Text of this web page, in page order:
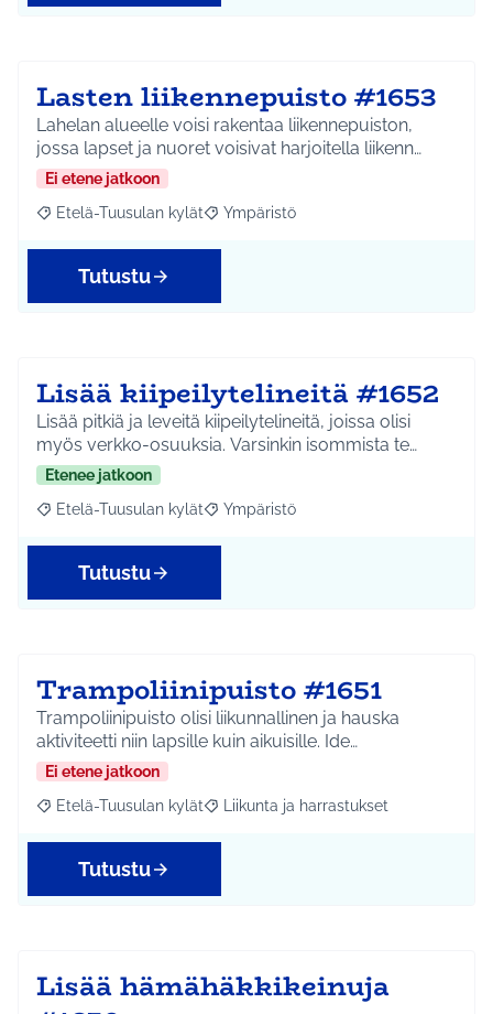
Lasten liikennepuisto #1653
Lahelan alueelle voisi rakentaa liikennepuiston,
jossa lapset ja nuoret voisivat harjoitella liikenn…
Ei etene jatkoon
Rajaa tulokset aihepiirin mukaan: Etelä-Tuusulan kylät
Etelä-Tuusulan kylät Rajaa tulokset teeman mukaan:
Ympäristö
Tutustu
Lisää kiipeilytelineitä #1652
Lisää pitkiä ja leveitä kiipeilytelineitä, joissa olisi
myös verkko-osuuksia. Varsinkin isommista te…
Etenee jatkoon
Rajaa tulokset aihepiirin mukaan: Etelä-Tuusulan kylät
Etelä-Tuusulan kylät Rajaa tulokset teeman mukaan:
Ympäristö
Tutustu
Trampoliinipuisto #1651
Trampoliinipuisto olisi liikunnallinen ja hauska
aktiviteetti niin lapsille kuin aikuisille. Ide…
Ei etene jatkoon
Rajaa tulokset aihepiirin mukaan: Etelä-Tuusulan kylät
Etelä-Tuusulan kylät Rajaa tulokset teeman mukaan:
Liikunta ja harrastukset
Tutustu
Lisää hämähäkkikeinuja